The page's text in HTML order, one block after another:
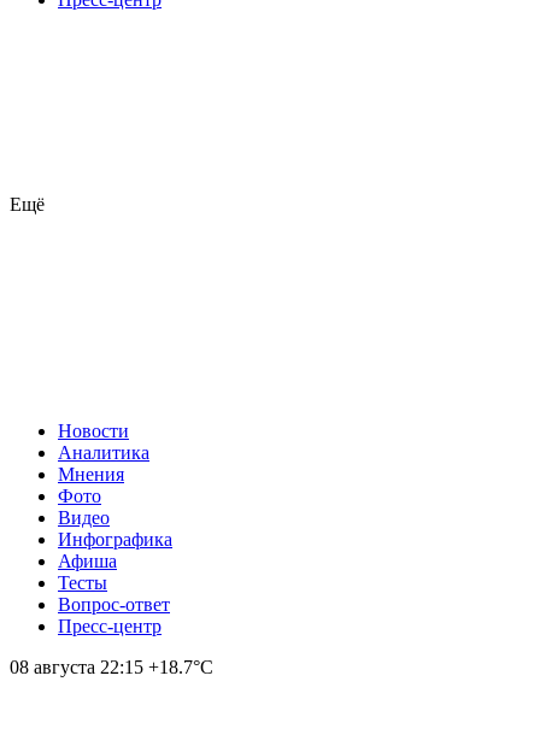
Ещё
Новости
Аналитика
Мнения
Фото
Видео
Инфографика
Афиша
Тесты
Вопрос-ответ
Пресс-центр
08 августа 22:15 +18.7°С